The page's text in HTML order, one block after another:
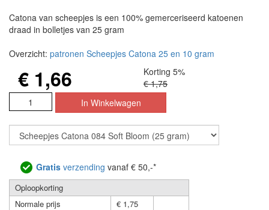
Catona van scheepjes is een 100% gemerceriseerd katoenen
draad in bolletjes van 25 gram
Overzicht: patronen Scheepjes Catona 25 en 10 gram
€ 1,66
Korting 5%
€ 1,75
Gratis verzending vanaf € 50,-*
Oploopkorting
Normale prijs
€ 1,75